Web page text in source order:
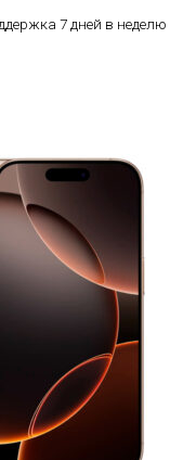
7 дней в неделю